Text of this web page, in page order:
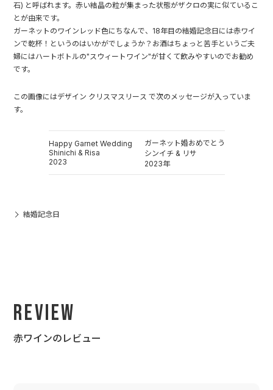
石) と呼ばれます。赤い結晶の粒が集まった状態がザクロの実に似ているこ
とが由来です。
ガーネットのワインレッド色にちなんで、18年目の結婚記念日には赤ワイ
ンで乾杯！というのはいかがでしょうか？お酒はちょっと苦手というご夫
婦にはハートボトルの"スウィートワイン"が甘くて飲みやすいのでお勧め
です。
この画像にはデザイン クリスマスリース で次のメッセージが入っていま
す。
Happy Garnet Wedding
Shinichi & Risa
2023
ガーネット婚おめでとう
シンイチ & リサ
2023年
結婚記念日
Review
赤ワインのレビュー